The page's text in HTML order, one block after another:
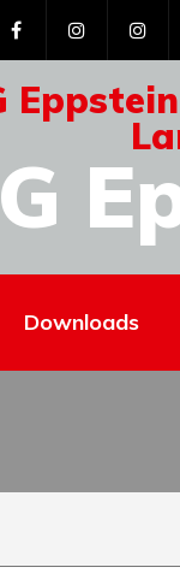
Downloads